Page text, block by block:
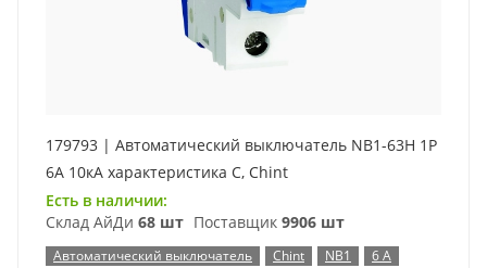
179793 | Автоматический выключатель NB1-63H 1P
6А 10кА характеристика C, Chint
Есть в наличии:
Склад АйДи 68 шт Поставщик 9906 шт
Автоматический выключатель Chint NB1
6 А